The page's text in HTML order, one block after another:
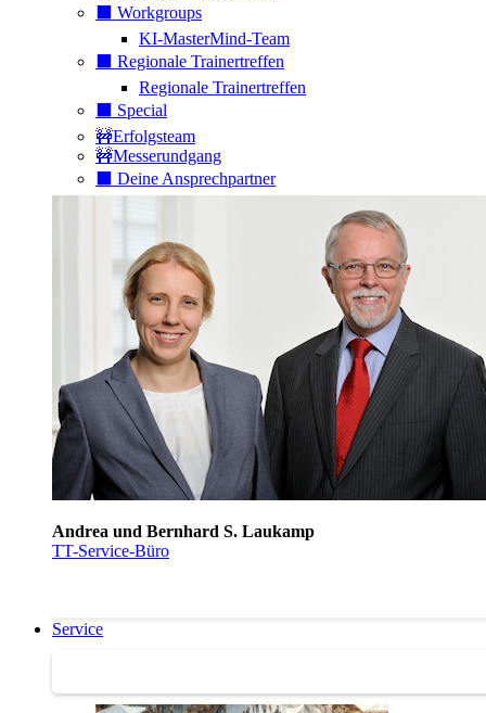
⬛️ Workgroups
KI-MasterMind-Team
⬛️ Regionale Trainertreffen
Regionale Trainertreffen
⬛️ Special
🚧Erfolgsteam
🚧Messerundgang
⬛️ Deine Ansprechpartner
Andrea und Bernhard S. Laukamp
TT-Service-Büro
Service